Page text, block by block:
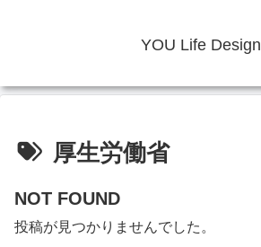
YOU Life Design
厚生労働省
NOT FOUND
投稿が見つかりませんでした。